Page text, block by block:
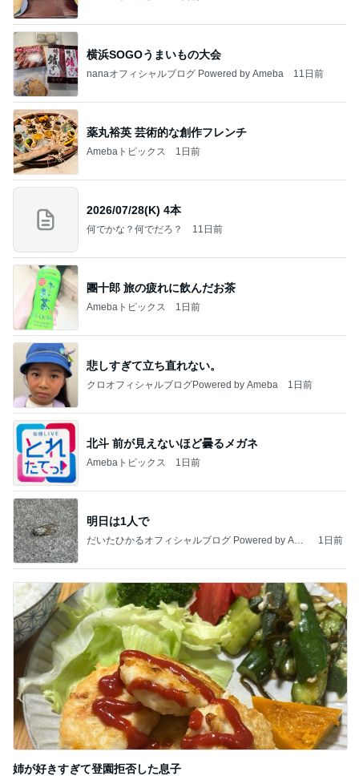
横浜SOGOうまいもの大会
nanaオフィシャルブログ Powered by Ameba 11日前
薬丸裕英 芸術的な創作フレンチ
Amebaトピックス 1日前
2026/07/28(K) 4本
何でかな？何でだろ？ 11日前
團十郎 旅の疲れに飲んだお茶
Amebaトピックス 1日前
悲しすぎて立ち直れない。
クロオフィシャルブログPowered by Ameba 1日前
北斗 前が見えないほど曇るメガネ
Amebaトピックス 1日前
明日は1人で
だいたひかるオフィシャルブログ Powered by Ame
1日前
姉が好きすぎて登園拒否した息子